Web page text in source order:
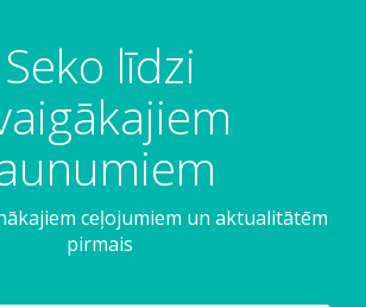
Seko līdzi
ceļojumiem un aktualitātēm
pirmais